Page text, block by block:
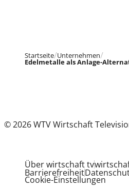
Startseite Unternehmen
Edelmetalle als Anlage-
© 2026 WTV Wirtschaft
Über wirtschaft tv
Barrierefreiheit
Cookie-Einstellungen